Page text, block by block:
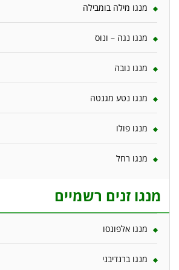
מנגו מילה בומבילה
מנגו נגה – ונוס
מנגו נובה
מנגו נטע מגנטה
מנגו פולו
מנגו רחל
מנגו זנים רשמיים
מנגו אלפונסו
מנגו ברנדיבני